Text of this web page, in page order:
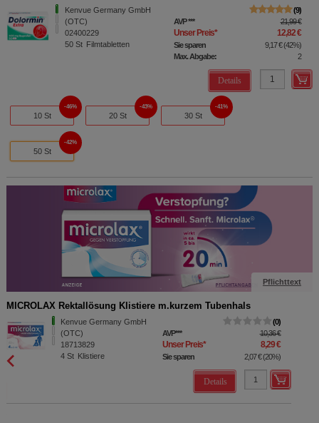
Kenvue Germany GmbH
(OTC)
02400229
50 St Filmtabletten
9
AVP*** 21,99 €
Unser Preis* 12,82 €
Sie sparen 9,17 €(42%)
Max. Abgabe:
2
Details
10 St
46%
20 St
43%
30 St
41%
50 St
42%
Pflichttext
MICROLAX Rektallösung Klistiere m.kurzem Tubenhals
Kenvue Germany GmbH
(OTC)
18713829
4 St Klistiere
0
AVP*** 10,36 €
Unser Preis* 8,29 €
Sie sparen 2,07 € (20%)
Details